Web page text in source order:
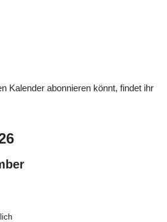
Kalender abonnieren könnt, findet ihr